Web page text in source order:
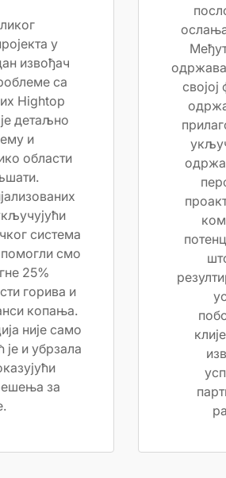
у
извођач
са
Hightop
детаљно
и
области
система
смо
25%
горива и
копања.
није само
и убрзала
за